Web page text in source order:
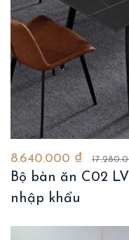
8.640.000 ₫
Bộ bàn ăn C02
nhập khẩu